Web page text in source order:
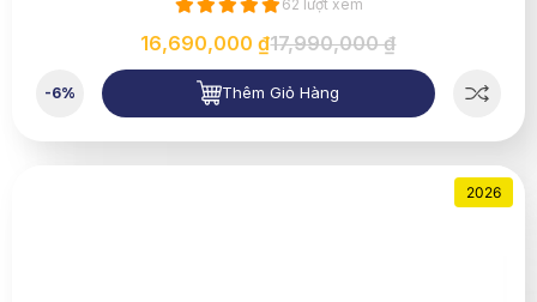
62 lượt xem
16,690,000 ₫17,990,000 ₫
-6% Thêm Giỏ Hàng
2026